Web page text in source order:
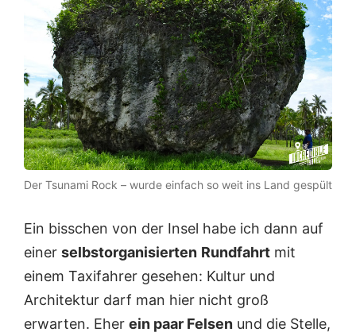
Der Tsunami Rock – wurde einfach so weit ins Land gespült
Ein bisschen von der Insel habe ich dann auf
einer selbstorganisierten Rundfahrt mit
einem Taxifahrer gesehen: Kultur und
Architektur darf man hier nicht groß
erwarten. Eher ein paar Felsen und die Stelle,